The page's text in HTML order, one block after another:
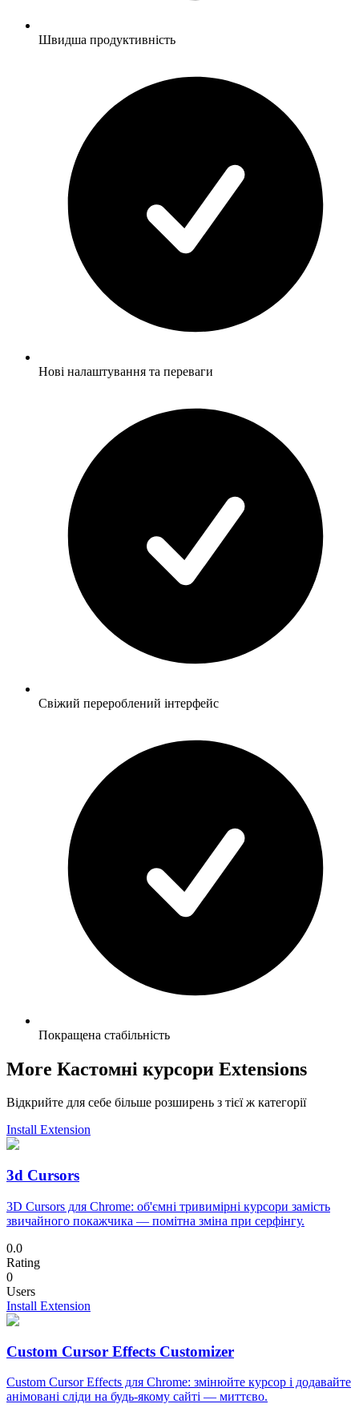
Швидша продуктивність
Нові налаштування та переваги
Свіжий перероблений інтерфейс
Покращена стабільність
More Кастомні курсори Extensions
Відкрийте для себе більше розширень з тієї ж категорії
Install Extension
3d Cursors
3D Cursors для Chrome: об'ємні тривимірні курсори замість
звичайного покажчика — помітна зміна при серфінгу.
0.0
Rating
0
Users
Install Extension
Custom Cursor Effects Customizer
Custom Cursor Effects для Chrome: змінюйте курсор і додавайте
анімовані сліди на будь-якому сайті — миттєво.